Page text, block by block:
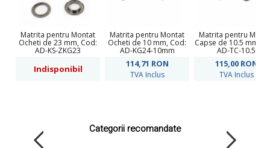
Matrita pentru Montat
Ocheti de 23 mm, Cod:
AD-KS-ZKG23
Indisponibil
Matrita pentru Montat
Ocheti de 10 mm, Cod:
AD-KG24-10mm
114,71 RON
TVA Inclus
Matrita pentru
Capse de 10.5 mm,
AD-TC-10.5
115,00 RON
TVA Inclus
Categorii recomandate